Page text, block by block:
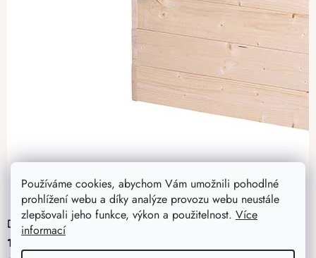
Používáme cookies, abychom Vám umožnili pohodlné
prohlížení webu a díky analýze provozu webu neustále
zlepšovali jeho funkce, výkon a použitelnost. Více
informací
Dřevěný vyvýšený záhon 120 x 60 x 60 cm
1 672 Kč